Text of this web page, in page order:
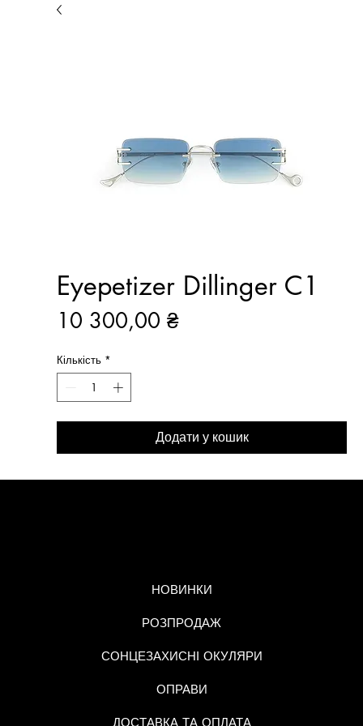
Eyepetizer Dillinger C1
10 300,00 ₴Ціна
Кількість *
Додати у кошик
НОВИНКИ
РОЗПРОДАЖ
СОНЦЕЗАХИСНІ ОКУЛЯРИ
ОПРАВИ
ДОСТАВКА ТА ОПЛАТА